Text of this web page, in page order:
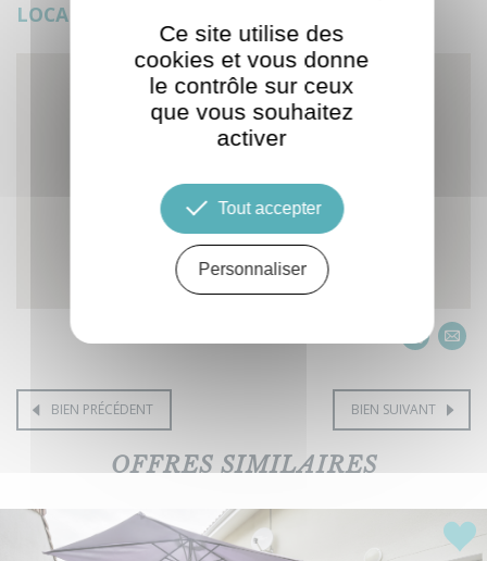
LOCALISATION
BIEN PRÉCÉDENT BIEN SUIVANT
OFFRES SIMILAIRES
Ce site utilise des
cookies et vous donne
le contrôle sur ceux
que vous souhaitez
activer
Tout accepter
Personnaliser